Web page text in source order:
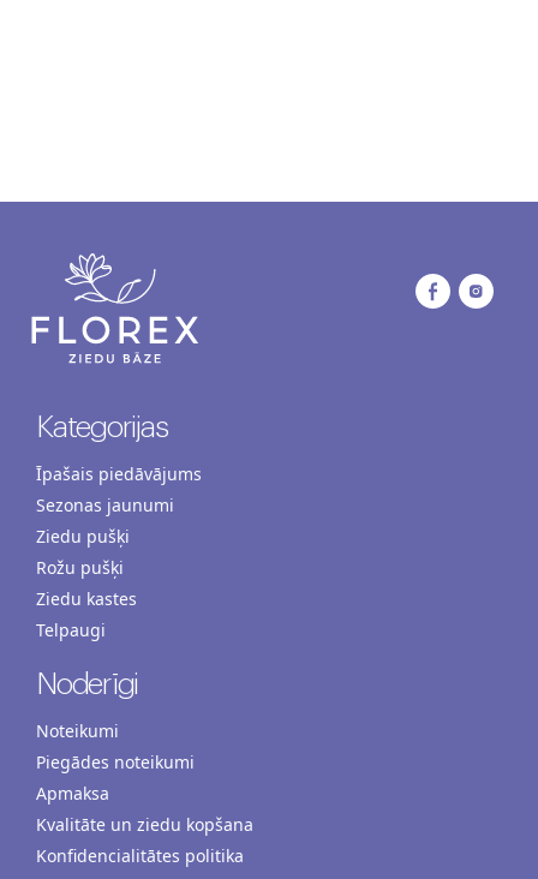
Kategorijas
Īpašais piedāvājums
Sezonas jaunumi
Ziedu pušķi
Rožu pušķi
Ziedu kastes
Telpaugi
Noderīgi
Noteikumi
Piegādes noteikumi
Apmaksa
Kvalitāte un ziedu kopšana
Konfidencialitātes politika